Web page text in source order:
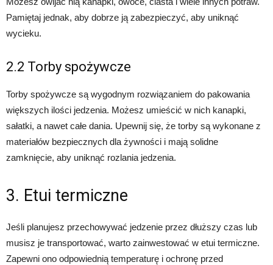
Pamiętaj jednak, aby dobrze ją zabezpieczyć, aby uniknąć
wycieku.
2.2 Torby spożywcze
Torby spożywcze są wygodnym rozwiązaniem do pakowania
większych ilości jedzenia. Możesz umieścić w nich kanapki,
sałatki, a nawet całe dania. Upewnij się, że torby są wykonane z
materiałów bezpiecznych dla żywności i mają solidne
zamknięcie, aby uniknąć rozlania jedzenia.
3. Etui termiczne
Jeśli planujesz przechowywać jedzenie przez dłuższy czas lub
musisz je transportować, warto zainwestować w etui termiczne.
Zapewni ono odpowiednią temperaturę i ochronę przed